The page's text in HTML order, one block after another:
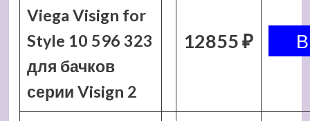
Viega Visign for
Style 10 596 323
для бачков
серии Visign 2
12855 ₽